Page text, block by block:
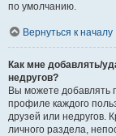
по умолчанию.
Вернуться к началу
Как мне добавлять/
недругов?
Вы можете добавлять
профиле каждого
друзей или недругов.
личного раздела,